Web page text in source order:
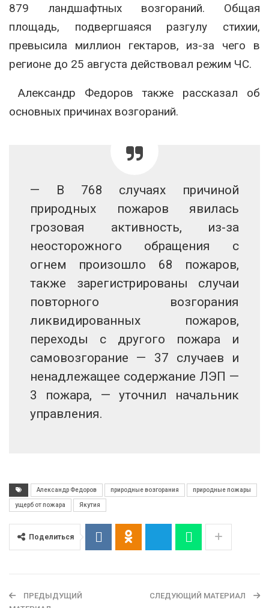
879 ландшафтных возгораний. Общая
площадь, подвергшаяся разгулу стихии,
превысила миллион гектаров, из-за чего в
регионе до 25 августа действовал режим ЧС.
Александр Федоров также рассказал об
основных причинах возгораний.
— В 768 случаях причиной
природных пожаров явилась
грозовая активность, из-за
неосторожного обращения с
огнем произошло 68 пожаров,
также зарегистрированы случаи
повторного возгорания
ликвидированных пожаров,
переходы с другого пожара и
самовозгорание — 37 случаев и
ненадлежащее содержание ЛЭП —
3 пожара, — уточнил начальник
управления.
Александр Федоров природные возгорания природные пожары
ущерб от пожара Якутия
Поделиться
ПРЕДЫДУЩИЙ
СЛЕДУЮЩИЙ МАТЕРИАЛ